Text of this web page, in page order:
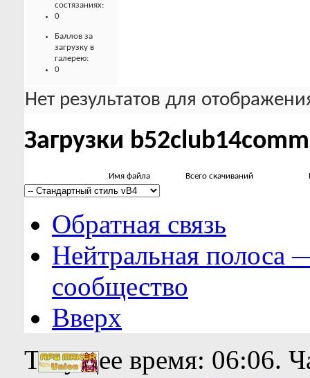
состязаниях:
0
Баллов за
загрузку в
галерею:
0
Нет результатов для
Загрузки b52club14comm
Имя файла Всего скачиваний
Обратная связь
Нейтральная полоса
сообщество
Вверх
Текущее время: 06:06.